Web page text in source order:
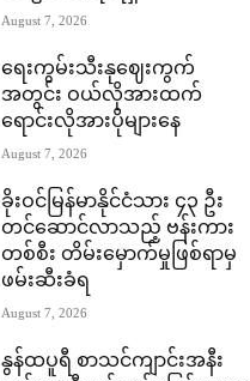
August 7, 2026
ရေးကွမ်းသီးနုဈေးကွက်
အတွင်း ဝယ်လိုအားထက်
ရောင်းလိုအားပိုများနေ
August 7, 2026
ခိုးဝင်မြန်မာနိုင်ငံသား ၄၃ ဦး
တင်ဆောင်လာသည့် ဗန်းကား
တစ်စီး တိမ်းမှောက်မှုဖြစ်ရာမှ
ဖမ်းဆီးခံရ
August 7, 2026
နွန်ထပူရီ စာသင်ကျာင်းအနီး